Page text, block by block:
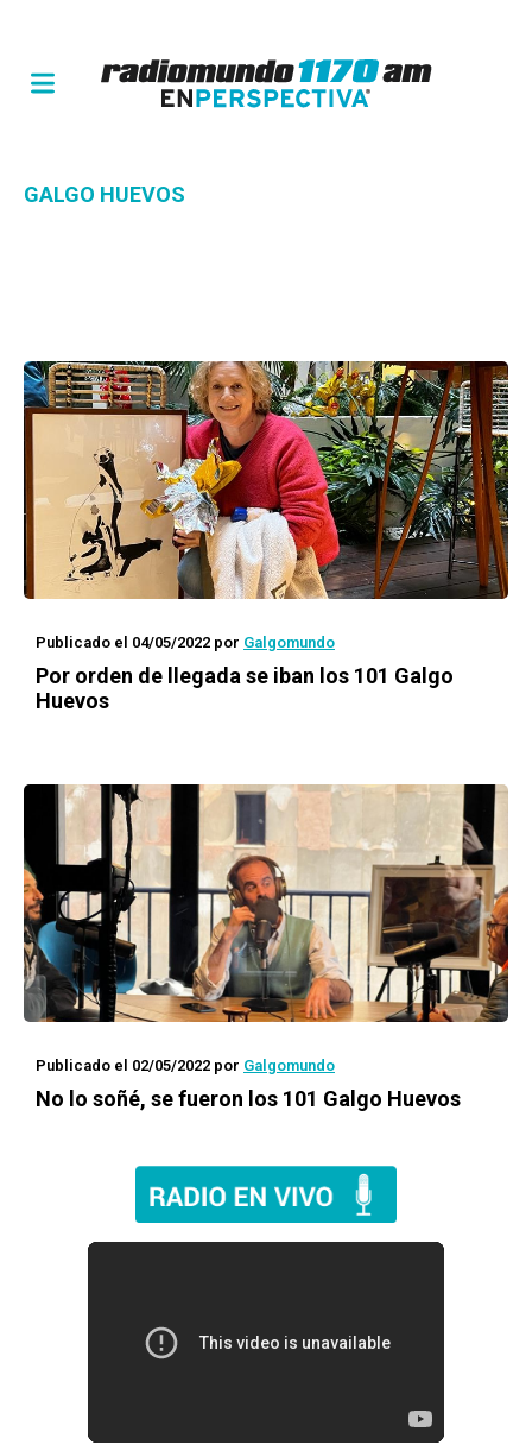
GALGO HUEVOS
Publicado el 04/05/2022 por Galgomundo
Por orden de llegada se iban los 101 Galgo
Huevos
Publicado el 02/05/2022 por Galgomundo
No lo soñé, se fueron los 101 Galgo Huevos